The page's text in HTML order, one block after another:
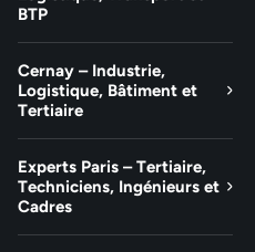
BTP
Cernay – Industrie,
Logistique, Bâtiment et
Tertiaire
Experts Paris – Tertiaire,
Techniciens, Ingénieurs et
Cadres